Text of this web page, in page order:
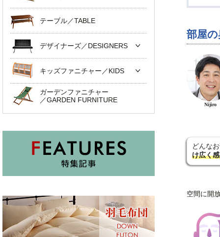
部屋
Nijiro
どんな
け広く
空間に開
テーブル／TABLE
デザイナーズ／DESIGNERS
キッズファニチャー／KIDS
ガーデンファニチャー
／GARDEN FURNITURE